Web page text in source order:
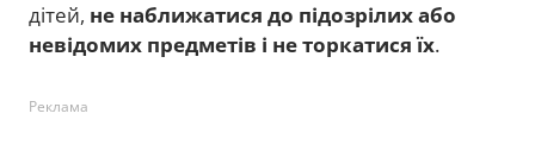
дітей, не наближатися до підозрілих або
невідомих предметів і не торкатися їх.
Реклама